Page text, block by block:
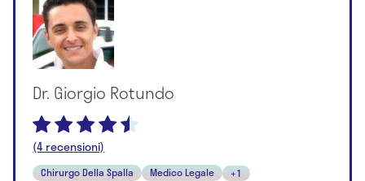
Dr. Giorgio Rotundo
(4 recensioni)
Chirurgo Della Spalla Medico Legale +1